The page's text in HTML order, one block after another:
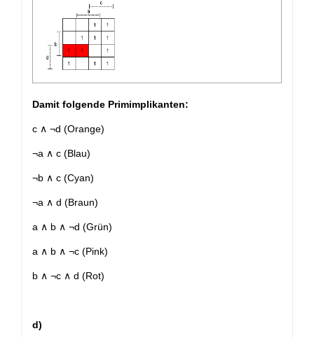
Damit folgende Primimplikanten:
c ∧ ¬d (Orange)
¬a ∧ c (Blau)
¬b ∧ c (Cyan)
¬a ∧ d (Braun)
a ∧ b ∧ ¬d (Grün)
a ∧ b ∧ ¬c (Pink)
b ∧ ¬c ∧ d (Rot)
d)